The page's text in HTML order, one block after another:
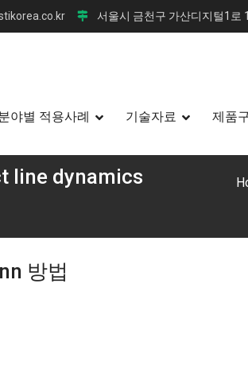
서울시 금천구 가산디지털1로
야별 적용사례 기술자료 제품
line dynamics
방법